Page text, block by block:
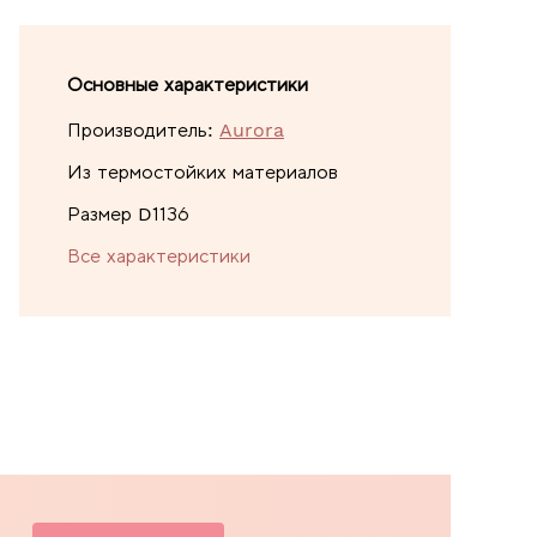
Основные характеристики
Производитель: Aurora
Из термостойких материалов
Размер D1136
Все характеристики